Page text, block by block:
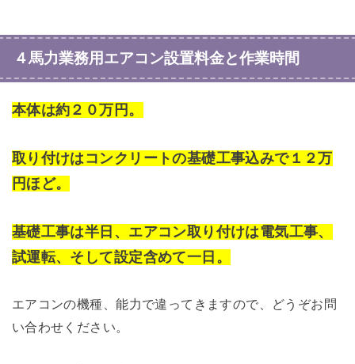
４馬力業務用エアコン設置料金と作業時間
本体は約２０万円。
取り付けはコンクリートの基礎工事込みで１２万
円ほど。
基礎工事は半日、エアコン取り付けは電気工事、
試運転、そして設定含めて一日。
エアコンの機種、能力で違ってきますので、どうぞお問
い合わせください。